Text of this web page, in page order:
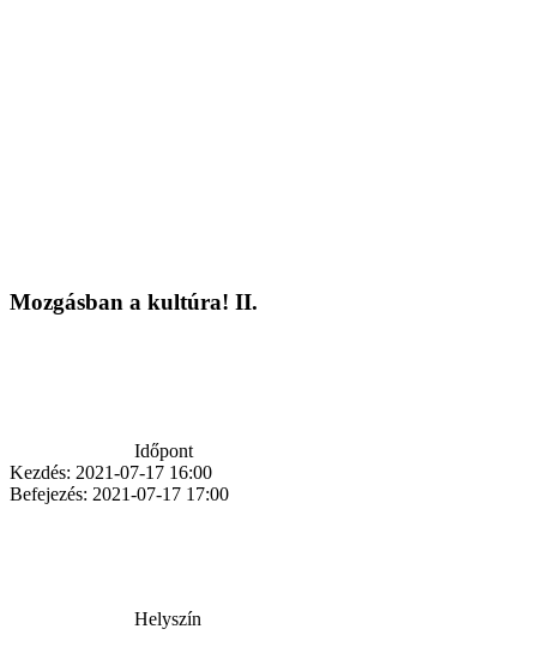
Mozgásban a kultúra! II.
Időpont
Kezdés: 2021-07-17 16:00
Befejezés: 2021-07-17 17:00
Helyszín